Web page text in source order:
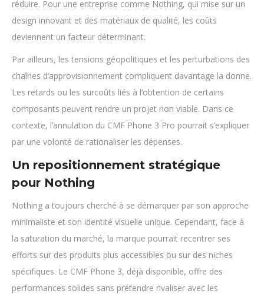
réduire. Pour une entreprise comme Nothing, qui mise sur un
design innovant et des matériaux de qualité, les coûts
deviennent un facteur déterminant.
Par ailleurs, les tensions géopolitiques et les perturbations des
chaînes d’approvisionnement compliquent davantage la donne.
Les retards ou les surcoûts liés à l’obtention de certains
composants peuvent rendre un projet non viable. Dans ce
contexte, l’annulation du CMF Phone 3 Pro pourrait s’expliquer
par une volonté de rationaliser les dépenses.
Un repositionnement stratégique
pour Nothing
Nothing a toujours cherché à se démarquer par son approche
minimaliste et son identité visuelle unique. Cependant, face à
la saturation du marché, la marque pourrait recentrer ses
efforts sur des produits plus accessibles ou sur des niches
spécifiques. Le CMF Phone 3, déjà disponible, offre des
performances solides sans prétendre rivaliser avec les